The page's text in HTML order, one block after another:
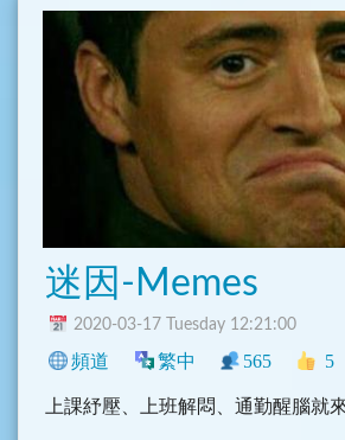
迷因-Memes
2020-03-17 Tuesday 12:21:00
頻道 繁中 565 5
上課紓壓、上班解悶、通勤醒腦就